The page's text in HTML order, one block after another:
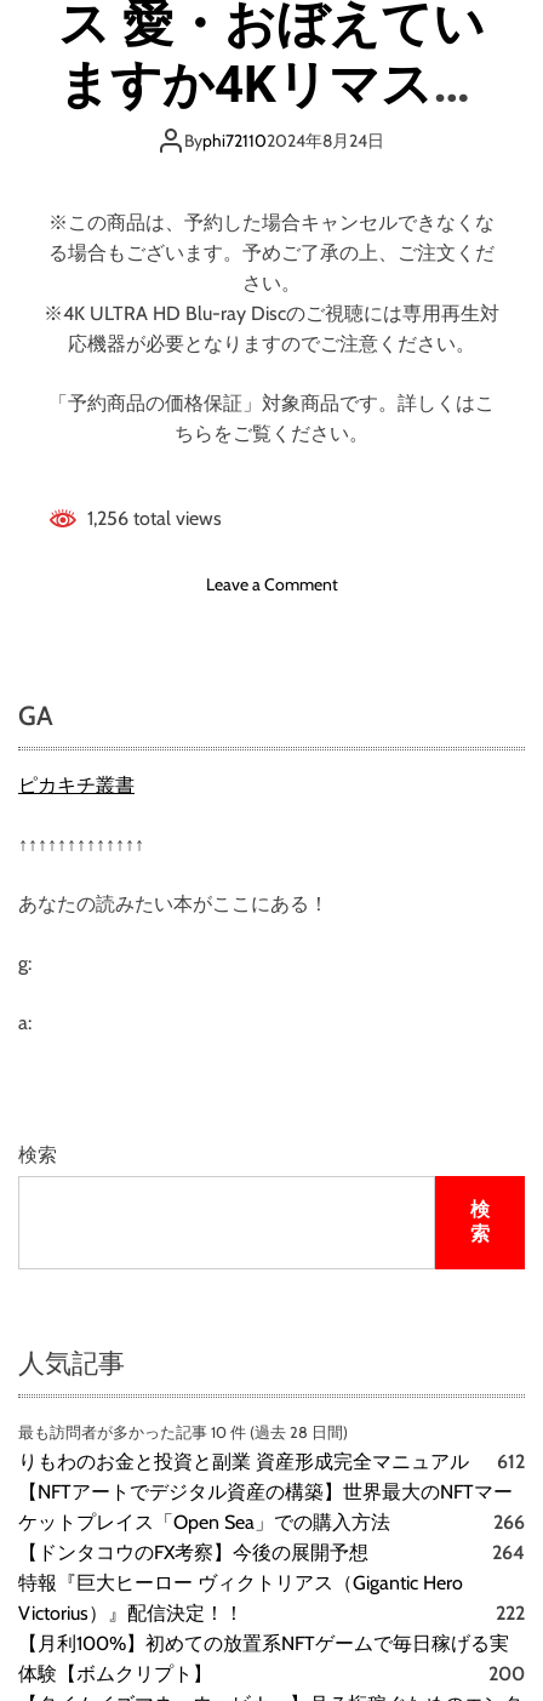
ロ
ス
・
ぼ
い
ま
か
（
ブ
ー
レ
）
ス 愛・おぼえてい
ますか4Kリマスタ
ーセット（4K
ULTRA HD Blu-ray
＆ Blu-ray Disc）
（特装限定版）
（4K ULTRA HD＋
ブルーレイ）
Byphi721102024年8月24日
※この商品は、予約した場合キャンセルできなくな
る場合もございます。予めご了承の上、ご注文くだ
さい。
※4K ULTRA HD Blu-ray Discのご視聴には専用再生対
応機器が必要となりますのでご注意ください。
「予約商品の価格保証」対象商品です。詳しくはこ
ちらをご覧ください。
1,256 total views
Leave a Commento
塞
タ
4
K
U
L
T
A
D
GA
ピカキチ叢書
↑↑↑↑↑↑↑↑↑↑↑↑↑
あなたの読みたい本がここにある！
g:
a:
検索
検
索
人気記事
最も訪問者が多かった記事 10 件 (過去 28 日間)
りもわのお金と投資と副業 資産形成完全マニュアル
612
【NFTアートでデジタル資産の構築】世界最大のNFTマー
ケットプレイス「Open Sea」での購入方法
266
【ドンタコウのFX考察】今後の展開予想
264
特報『巨大ヒーロー ヴィクトリアス（Gigantic Hero
Victorius）』配信決定！！
222
【月利100%】初めての放置系NFTゲームで毎日稼げる実
体験【ボムクリプト】
200